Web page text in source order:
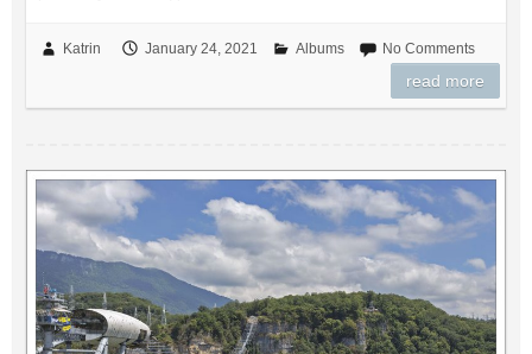
Katrin January 24, 2021 Albums No Comments
read more